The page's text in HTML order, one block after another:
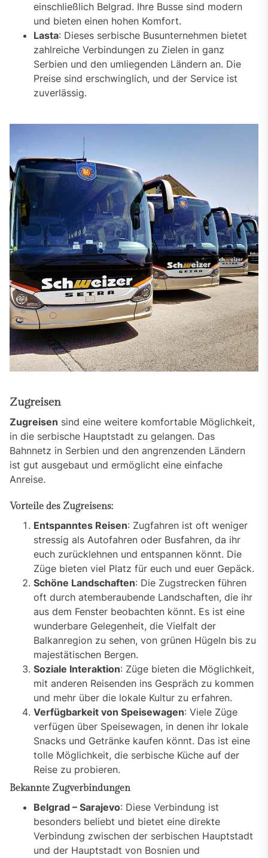
einschließlich Belgrad. Ihre Busse sind modern
und bieten einen hohen Komfort.
Lasta: Dieses serbische Busunternehmen bietet
zahlreiche Verbindungen zu Zielen in ganz
Serbien und den umliegenden Ländern an. Die
Preise sind erschwinglich, und der Service ist
zuverlässig.
Zugreisen
Zugreisen sind eine weitere komfortable Möglichkeit,
in die serbische Hauptstadt zu gelangen. Das
Bahnnetz in Serbien und den angrenzenden Ländern
ist gut ausgebaut und ermöglicht eine einfache
Anreise.
Vorteile des Zugreisens:
Entspanntes Reisen: Zugfahren ist oft weniger
stressig als Autofahren oder Busfahren, da ihr
euch zurücklehnen und entspannen könnt. Die
Züge bieten viel Platz für euch und euer Gepäck.
Schöne Landschaften: Die Zugstrecken führen
oft durch atemberaubende Landschaften, die ihr
aus dem Fenster beobachten könnt. Es ist eine
wunderbare Gelegenheit, die Vielfalt der
Balkanregion zu sehen, von grünen Hügeln bis zu
majestätischen Bergen.
Soziale Interaktion: Züge bieten die Möglichkeit,
mit anderen Reisenden ins Gespräch zu kommen
und mehr über die lokale Kultur zu erfahren.
Verfügbarkeit von Speisewagen: Viele Züge
verfügen über Speisewagen, in denen ihr lokale
Snacks und Getränke kaufen könnt. Das ist eine
tolle Möglichkeit, die serbische Küche auf der
Reise zu probieren.
Bekannte Zugverbindungen
Belgrad – Sarajevo: Diese Verbindung ist
besonders beliebt und bietet eine direkte
Verbindung zwischen der serbischen Hauptstadt
und der Hauptstadt von Bosnien und